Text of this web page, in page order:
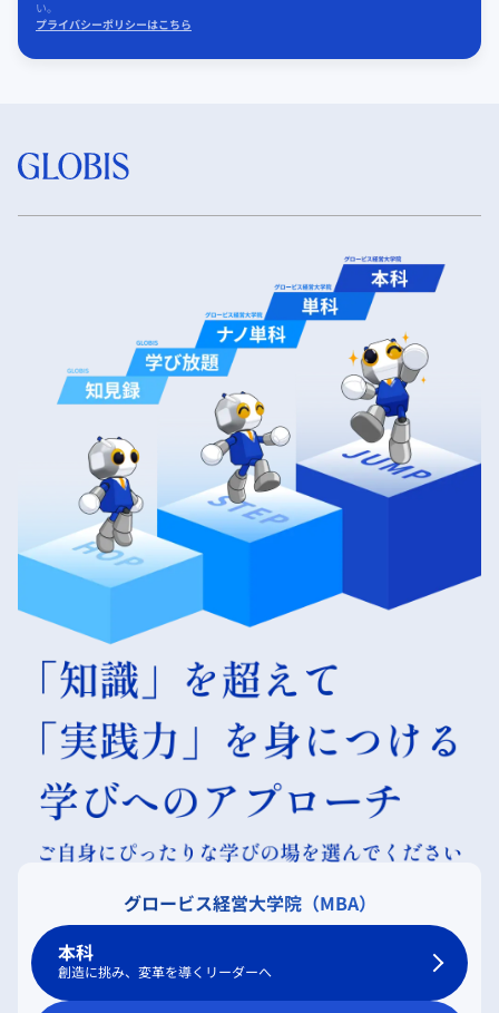
い。
プライバシーポリシーはこちら
グロービス経営大学院（MBA）
本科
創造に挑み、変革を導くリーダーへ